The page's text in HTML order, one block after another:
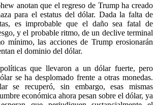
anotan que el regreso de Trump ha creado
para el estatus del dólar. Dada la falta de
es improbable que el daño sea fatal de
y el probable ritmo, de un declive terminal
mínimo, las acciones de Trump erosionarán
el dominio del dólar.
que llevaron a un dólar fuerte, pero
se ha desplomado frente a otras monedas.
se recuperó, sin embargo, esas mismas
económica ahora pesan sobre el dólar, ya